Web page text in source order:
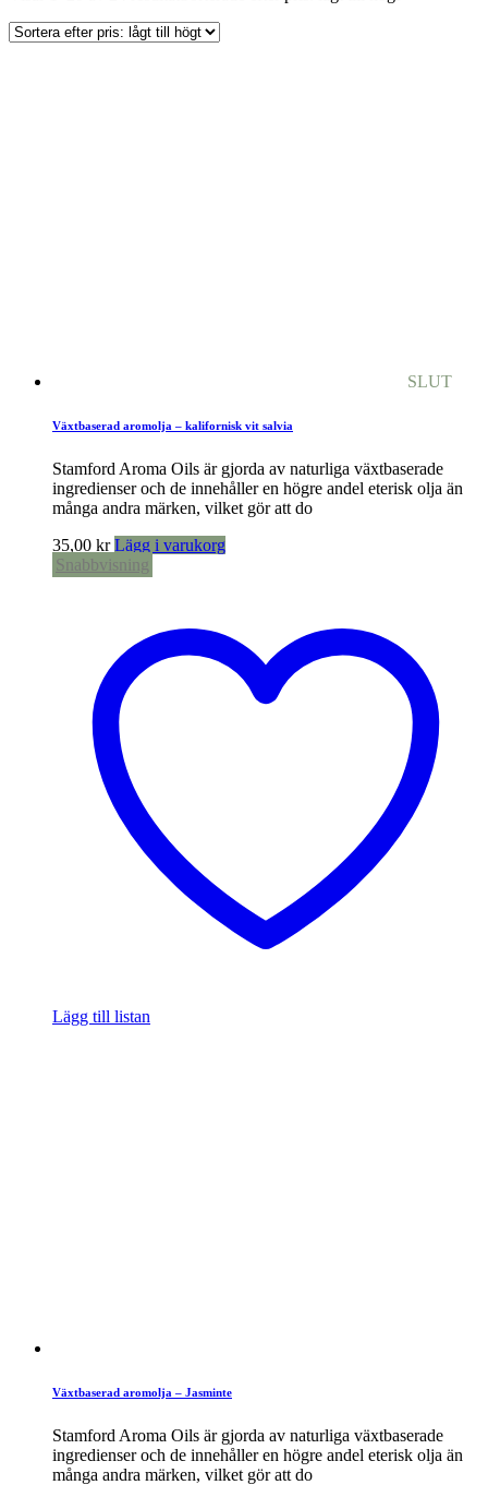
SLUT
Växtbaserad aromolja – kalifornisk vit salvia
Stamford Aroma Oils är gjorda av naturliga växtbaserade
ingredienser och de innehåller en högre andel eterisk olja än
många andra märken, vilket gör att do
35,00 kr Lägg i varukorg
Snabbvisning
Lägg till listan
Växtbaserad aromolja – Jasminte
Stamford Aroma Oils är gjorda av naturliga växtbaserade
ingredienser och de innehåller en högre andel eterisk olja än
många andra märken, vilket gör att do